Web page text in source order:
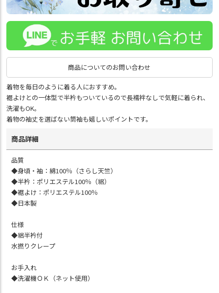
商品についてのお問い合わせ
着物を毎日のように着る人におすすめ。
裾よけとの一体型で半衿もついているので長襦袢なしで気軽に着られ、
洗濯もOK。
着物の袖丈を選ばない筒袖も嬉しいポイントです。
商品詳細
品質
◆身頃・袖：綿100％（さらし天竺）
◆半衿：ポリエステル100％（絽）
◆裾よけ：ポリエステル100％
◆日本製
仕様
◆絽半衿付
水撚りクレープ
お手入れ
◆洗濯機ＯＫ（ネット使用）